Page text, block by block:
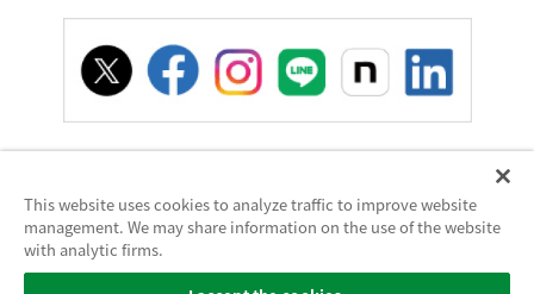
お問い合わせサイトポリシー使い方ヘルプ
サイトマップ
東京都庁：〒163-8001 東京都新宿区西新宿2-8-1 電話：03-5321-1111（代
This website uses cookies to analyze traffic to improve website
management. We may share information on the use of the website
with analytic firms.